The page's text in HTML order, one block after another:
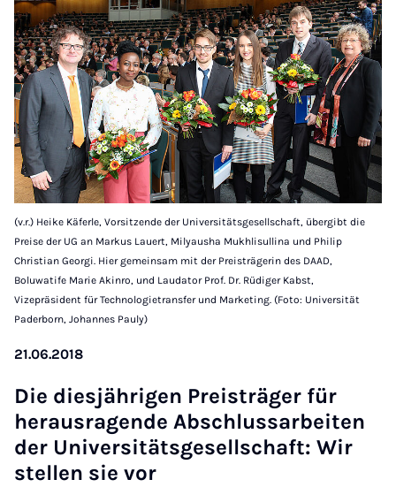
(v.r.) Heike Käferle, Vorsitzende der Universitätsgesellschaft, übergibt die
Preise der UG an Markus Lauert, Milyausha Mukhlisullina und Philip
Christian Georgi. Hier gemeinsam mit der Preisträgerin des DAAD,
Boluwatife Marie Akinro, und Laudator Prof. Dr. Rüdiger Kabst,
Vizepräsident für Technologietransfer und Marketing. (Foto: Universität
Paderborn, Johannes Pauly)
21.06.2018
Die dies­jährigen Pre­is­träger für
heraus­ra­gende Ab­schlus­sarbeiten
der Uni­versitäts­gesell­schaft: Wir
stel­len sie vor